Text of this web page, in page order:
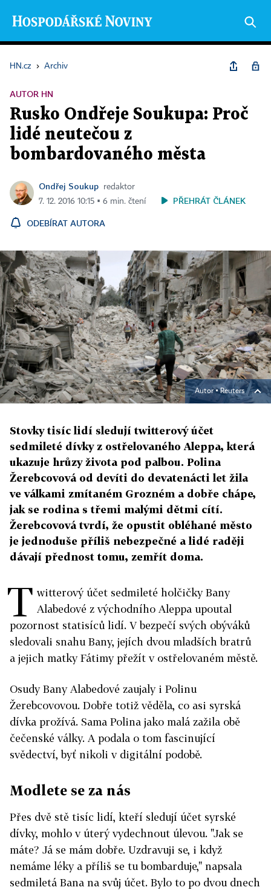
HN.cz › Archiv
AUTOR HN
Rusko Ondřeje Soukupa: Proč
lidé neutečou z
bombardovaného města
Ondřej Soukup
redaktor
7. 12. 2016 10:15 ▪ 6 min. čtení
PŘEHRÁT ČLÁNEK
ODEBÍRAT AUTORA
Autor ▪Reuters
Stovky tisíc lidí sledují twitterový účet
sedmileté dívky z ostřelovaného Aleppa, která
ukazuje hrůzy života pod palbou. Polina
Žerebcovová od devíti do devatenácti let žila
ve válkami zmítaném Grozném a dobře chápe,
jak se rodina s třemi malými dětmi cítí.
Žerebcovová tvrdí, že opustit obléhané město
je jednoduše příliš nebezpečné a lidé raději
dávají přednost tomu, zemřít doma.
T witterový účet sedmileté holčičky Bany
Alabedové z východního Aleppa upoutal
pozornost statisíců lidí. V bezpečí svých obýváků
sledovali snahu Bany, jejích dvou mladších bratrů
a jejich matky Fátimy přežít v ostřelovaném městě.
Osudy Bany Alabedové zaujaly i Polinu
Žerebcovovou. Dobře totiž věděla, co asi syrská
dívka prožívá. Sama Polina jako malá zažila obě
čečenské války. A podala o tom fascinující
svědectví, byť nikoli v digitální podobě.
Modlete se za nás
Přes dvě stě tisíc lidí, kteří sledují účet syrské
dívky, mohlo v úterý vydechnout úlevou. "Jak se
máte? Já se mám dobře. Uzdravuji se, i když
nemáme léky a příliš se tu bombarduje," napsala
sedmiletá Bana na svůj účet. Bylo to po dvou dnech